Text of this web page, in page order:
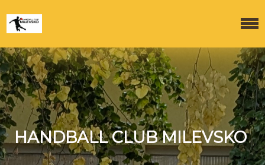
HANDBALL CLUB MILEVSKO